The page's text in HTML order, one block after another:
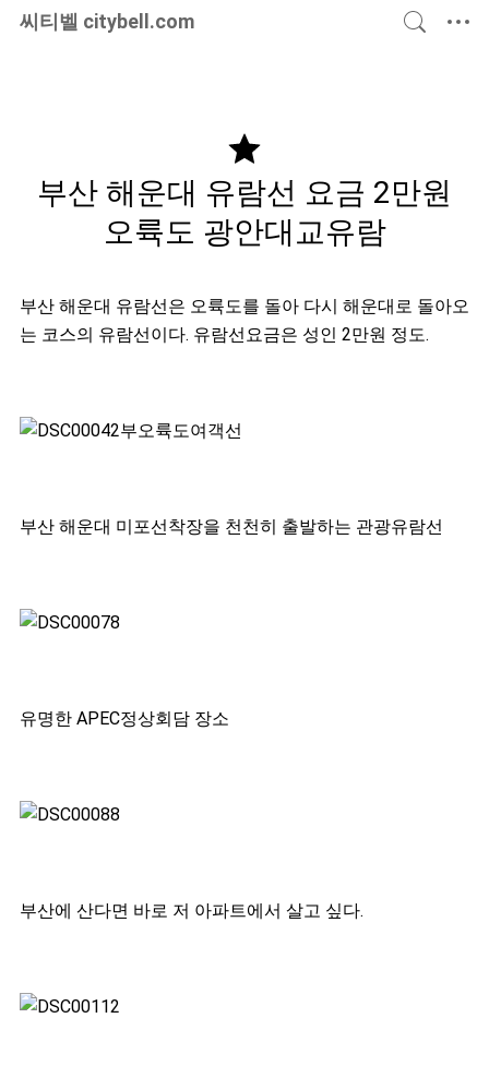
씨티벨 citybell.com
맛있는집
부산 해운대 유람선 요금 2만원
오륙도 광안대교유람
부산 해운대 유람선은 오륙도를 돌아 다시 해운대로 돌아오
는 코스의 유람선이다. 유람선요금은 성인 2만원 정도.
부산 해운대 미포선착장을 천천히 출발하는 관광유람선
유명한 APEC정상회담 장소
부산에 산다면 바로 저 아파트에서 살고 싶다.